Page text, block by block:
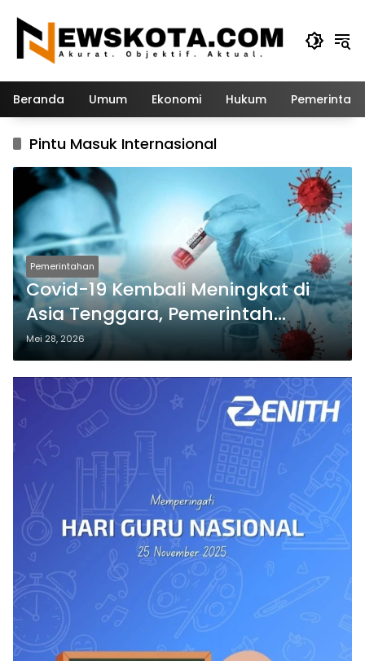
konten
Beranda Umum Ekonomi Hukum
Pintu Masuk Internasional
Pemerintahan
Covid-19 Kembali Meningkat di
Asia Tenggara, Pemerintah
Indonesia Minta Warga Waspada
Mei 28, 2026